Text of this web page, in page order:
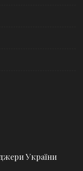
України